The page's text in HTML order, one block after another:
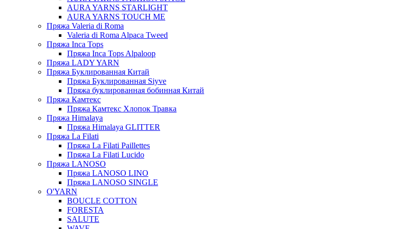
AURA YARNS STARLIGHT
AURA YARNS TOUCH ME
Пряжа Valeria di Roma
Valeria di Roma Alpaca Tweed
Пряжа Inca Tops
Пряжа Inca Tops Alpaloop
Пряжа LADY YARN
Пряжа Буклированная Китай
Пряжа Буклированная Siyve
Пряжа буклированная бобинная Китай
Пряжа Камтекс
Пряжа Камтекс Хлопок Травка
Пряжа Himalaya
Пряжа Himalaya GLITTER
Пряжа La Filati
Пряжа La Filati Paillettes
Пряжа La Filati Lucido
Пряжа LANOSO
Пряжа LANOSO LINO
Пряжа LANOSO SINGLE
O'YARN
BOUCLE COTTON
FORESTA
SALUTE